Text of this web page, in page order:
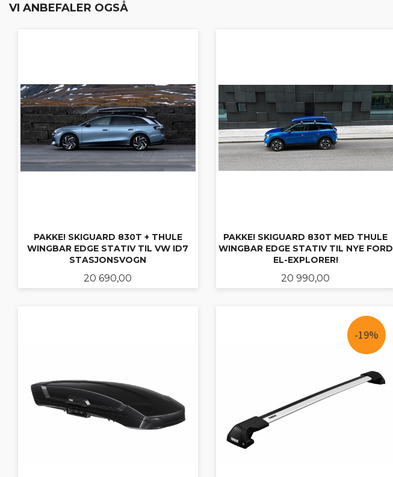
VI ANBEFALER OGSÅ
PAKKE! SKIGUARD 830T + THULE
WINGBAR EDGE STATIV TIL VW ID7
STASJONSVOGN
Pris
20 690,00
PAKKE! SKIGUARD 830T MED THULE
WINGBAR EDGE STATIV TIL NYE FORD
EL-EXPLORER!
Pris
20 990,00
-19%